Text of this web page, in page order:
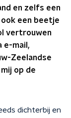
en zelfs een
een beetje
vertrouwen
e-mail,
Zeelandse
op de
dichterbij en